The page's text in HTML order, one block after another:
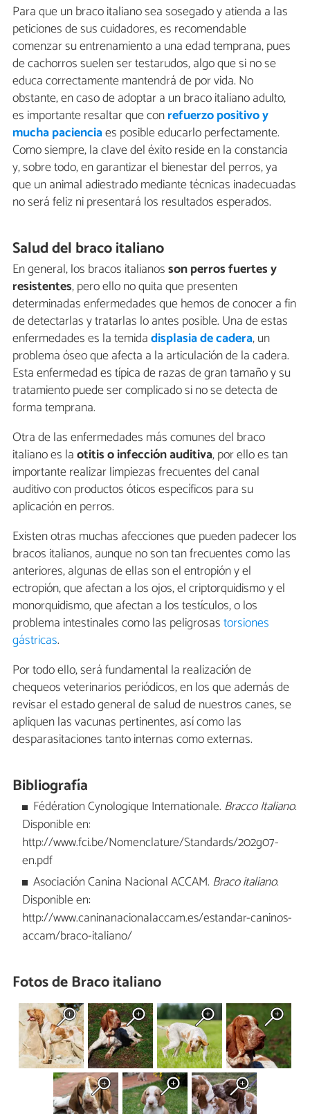
Para que un braco italiano sea sosegado y atienda a las
peticiones de sus cuidadores, es recomendable
comenzar su entrenamiento a una edad temprana, pues
de cachorros suelen ser testarudos, algo que si no se
educa correctamente mantendrá de por vida. No
obstante, en caso de adoptar a un braco italiano adulto,
es importante resaltar que conrefuerzo positivo y
mucha pacienciaes posible educarlo perfectamente.
Como siempre, la clave del éxito reside en la constancia
y, sobre todo, en garantizar el bienestar del perros, ya
que un animal adiestrado mediante técnicas inadecuadas
no será feliz ni presentará los resultados esperados.
Salud del braco italiano
En general, los bracos italianosson perros fuertes y
resistentes, pero ello no quita que presenten
determinadas enfermedades que hemos de conocer a fin
de detectarlas y tratarlas lo antes posible. Una de estas
enfermedades es la temidadisplasia de cadera, un
problema óseo que afecta a la articulación de la cadera.
Esta enfermedad es típica de razas de gran tamaño y su
tratamiento puede ser complicado si no se detecta de
forma temprana.
Otra de las enfermedades más comunes del braco
italiano es laotitis o infección auditiva, por ello es tan
importante realizar limpiezas frecuentes del canal
auditivo con productos óticos específicos para su
aplicación en perros.
Existen otras muchas afecciones que pueden padecer los
bracos italianos, aunque no son tan frecuentes como las
anteriores, algunas de ellas son el entropión y el
ectropión, que afectan a los ojos, el criptorquidismo y el
monorquidismo, que afectan a los testículos, o los
problema intestinales como las peligrosastorsiones
gástricas.
Por todo ello, será fundamental la realización de
chequeos veterinarios periódicos, en los que además de
revisar el estado general de salud de nuestros canes, se
apliquen las vacunas pertinentes, así como las
desparasitaciones tanto internas como externas.
Bibliografía
Fédération Cynologique Internationale. Bracco Italiano.
Disponible en:
http://www.fci.be/Nomenclature/Standards/202g07-
en.pdf
Asociación Canina Nacional ACCAM. Braco italiano.
Disponible en:
http://www.caninanacionalaccam.es/estandar-caninos-
accam/braco-italiano/
Fotos de Braco italiano